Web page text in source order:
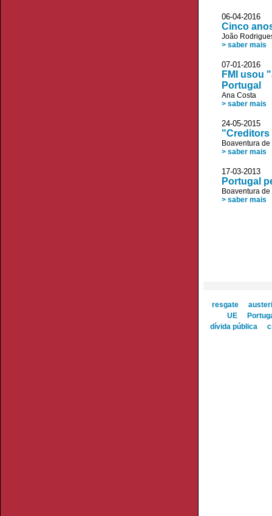
06-04-2016
Cinco
João
> saber mais
07-01-2016
FMI usou
Portugal
Ana Costa
> saber mais
24-05-2015
"Creditors
Boaventura
> saber mais
17-03-2013
Portugal
Boaventura
> saber mais
resgate
UE
dívida pública